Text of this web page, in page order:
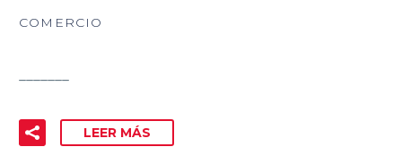
COMERCIO
LEER MÁS